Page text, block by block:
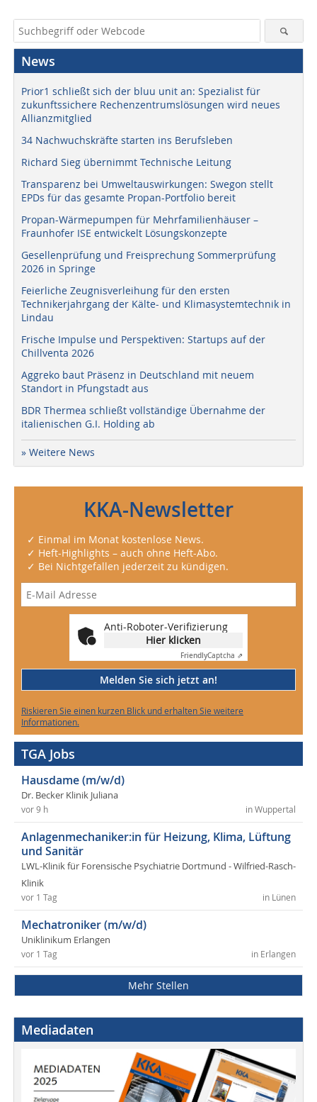
News
Prior1 schließt sich der bluu unit an: Spezialist für
zukunftssichere Rechenzentrumslösungen wird neues
Allianzmitglied
34 Nachwuchskräfte starten ins Berufsleben
Richard Sieg übernimmt Technische Leitung
Transparenz bei Umweltauswirkungen: Swegon stellt
EPDs für das gesamte Propan-Portfolio bereit
Propan-Wärmepumpen für Mehrfamilienhäuser –
Fraunhofer ISE entwickelt Lösungskonzepte
Gesellenprüfung und Freisprechung Sommerprüfung
2026 in Springe
Feierliche Zeugnisverleihung für den ersten
Technikerjahrgang der Kälte- und Klimasystemtechnik in
Lindau
Frische Impulse und Perspektiven: Startups auf der
Chillventa 2026
Aggreko baut Präsenz in Deutschland mit neuem
Standort in Pfungstadt aus
BDR Thermea schließt vollständige Übernahme der
italienischen G.I. Holding ab
» Weitere News
KKA-Newsletter
✓ Einmal im Monat kostenlose News.
✓ Heft-Highlights – auch ohne Heft-Abo.
✓ Bei Nichtgefallen jederzeit zu kündigen.
Anti-Roboter-Verifizierung
Hier klicken
FriendlyCaptcha ⇗
Melden Sie sich jetzt an!
Riskieren Sie einen kurzen Blick und erhalten Sie weitere
Informationen.
TGA Jobs
Hausdame (m/w/d)
Dr. Becker Klinik Juliana
in Wuppertal
vor 9 h
Anlagenmechaniker:in für Heizung, Klima, Lüftung
und Sanitär
LWL-Klinik für Forensische Psychiatrie Dortmund - Wilfried-Rasch-
Klinik
in Lünen
vor 1 Tag
Mechatroniker (m/w/d)
Uniklinikum Erlangen
in Erlangen
vor 1 Tag
Mehr Stellen
Mediadaten